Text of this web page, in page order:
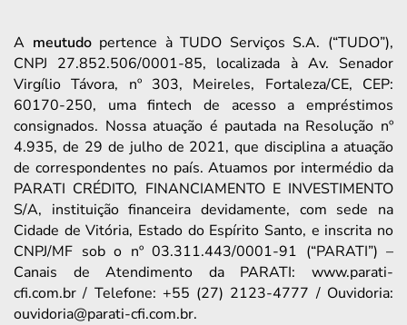
A meutudopertence à TUDO Serviços S.A. (“TUDO”),
CNPJ 27.852.506/0001-85, localizada à Av. Senador
Virgílio Távora, nº 303, Meireles, Fortaleza/CE, CEP:
60170-250, uma fintech de acesso a empréstimos
consignados. Nossa atuação é pautada na Resolução nº
4.935, de 29 de julho de 2021, que disciplina a atuação
de correspondentes no país. Atuamos por intermédio da
PARATI CRÉDITO, FINANCIAMENTO E INVESTIMENTO
S/A, instituição financeira devidamente, com sede na
Cidade de Vitória, Estado do Espírito Santo, e inscrita no
CNPJ/MF sob o nº 03.311.443/0001-91 (“PARATI”) –
Canais de Atendimento da PARATI: www.parati-
cfi.com.br / Telefone: +55 (27) 2123-4777 / Ouvidoria:
ouvidoria@parati-cfi.com.br.